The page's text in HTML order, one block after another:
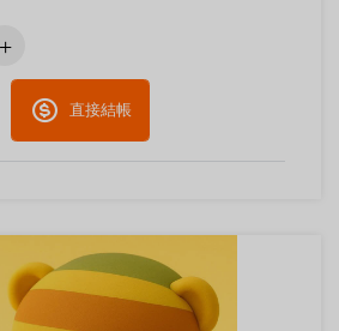
直接結帳